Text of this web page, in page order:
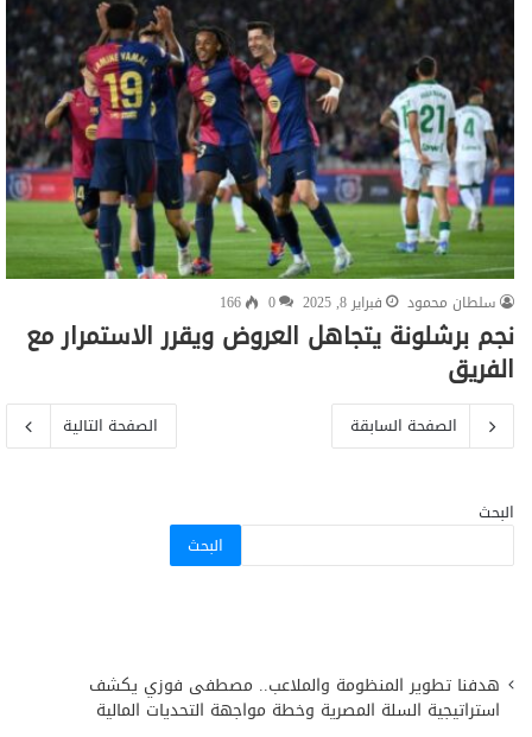
سلطان محمود فبراير 8, 2025 0
166
نجم برشلونة يتجاهل العروض ويقرر الاستمرار مع
الفريق
الصفحة السابقة الصفحة التالية
البحث
البحث
هدفنا تطوير المنظومة والملاعب.. مصطفى فوزي يكشف
استراتيجية السلة المصرية وخطة مواجهة التحديات المالية